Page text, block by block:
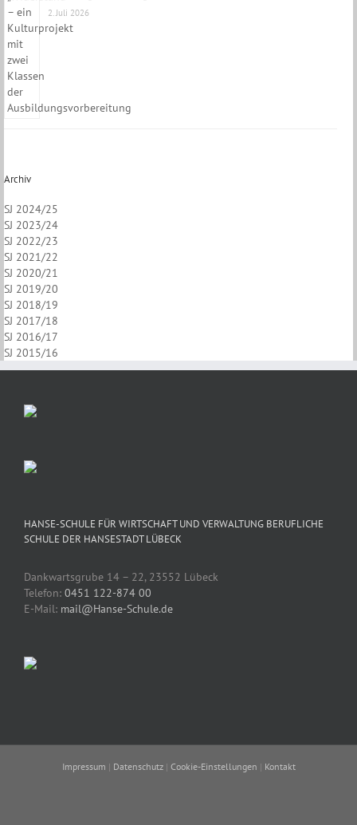
2. Juli 2026
Archiv
SJ 2024/25
SJ 2023/24
SJ 2022/23
SJ 2021/22
SJ 2020/21
SJ 2019/20
SJ 2018/19
SJ 2017/18
SJ 2016/17
SJ 2015/16
HANSE-SCHULE FÜR WIRTSCHAFT UND VERWALTUNG BERUFLICHE
SCHULE DER HANSESTADT LÜBECK
Dankwartsgrube 14 – 22, 23552 Lübeck
Telefon: 0451 122-874 00
E-Mail: mail@Hanse-Schule.de
Impressum | Datenschutz| Cookie-Einstellungen | Kontakt